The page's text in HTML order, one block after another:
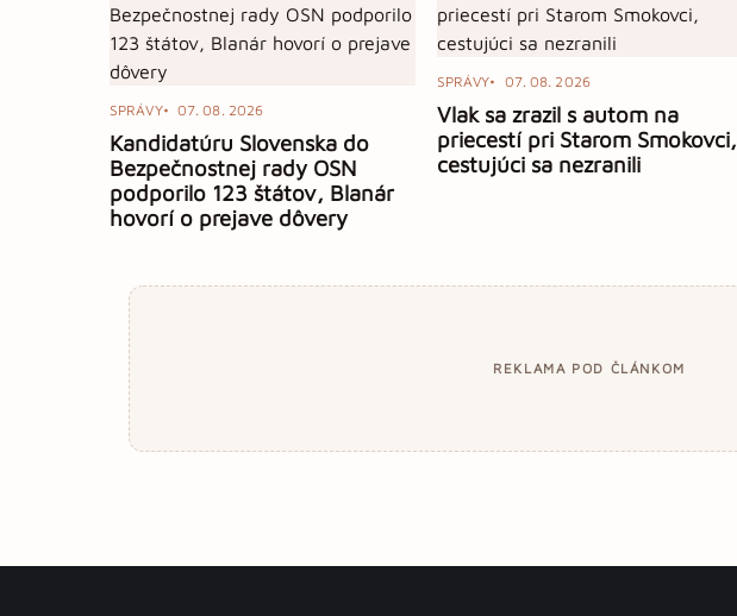
SPRÁVY 07. 08. 2026
Kandidatúru Slovenska do
Bezpečnostnej rady OSN
podporilo 123 štátov, Blanár
hovorí o prejave dôvery
SPRÁVY 07. 08. 2026
Vlak sa zrazil s autom na
priecestí pri Starom Smokovci,
cestujúci sa nezranili
REKLAMA POD ČLÁNKOM